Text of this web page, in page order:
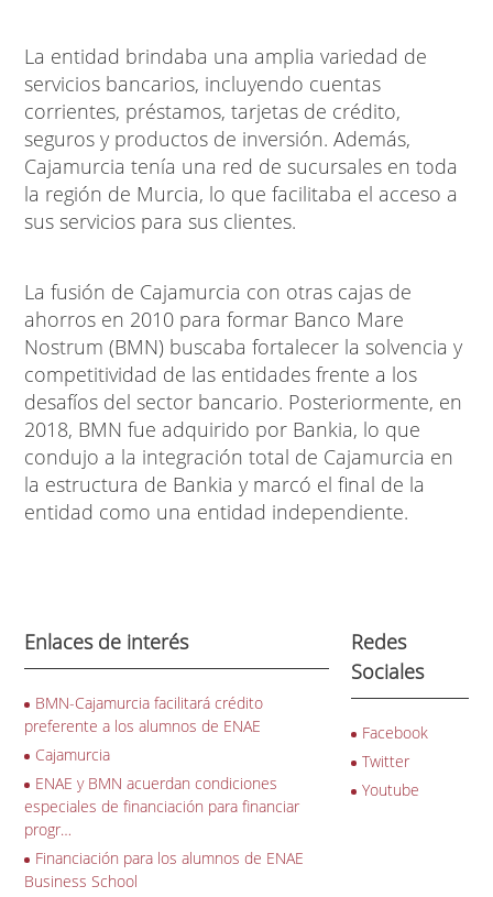
La entidad brindaba una amplia variedad de
servicios bancarios, incluyendo cuentas
corrientes, préstamos, tarjetas de crédito,
seguros y productos de inversión. Además,
Cajamurcia tenía una red de sucursales en toda
la región de Murcia, lo que facilitaba el acceso a
sus servicios para sus clientes.
La fusión de Cajamurcia con otras cajas de
ahorros en 2010 para formar Banco Mare
Nostrum (BMN) buscaba fortalecer la solvencia y
competitividad de las entidades frente a los
desafíos del sector bancario. Posteriormente, en
2018, BMN fue adquirido por Bankia, lo que
condujo a la integración total de Cajamurcia en
la estructura de Bankia y marcó el final de la
entidad como una entidad independiente.
Enlaces de interés
BMN-Cajamurcia facilitará crédito
preferente a los alumnos de ENAE
Cajamurcia
ENAE y BMN acuerdan condiciones
especiales de financiación para financiar
progr…
Financiación para los alumnos de ENAE
Business School
Redes
Sociales
Facebook
Twitter
Youtube